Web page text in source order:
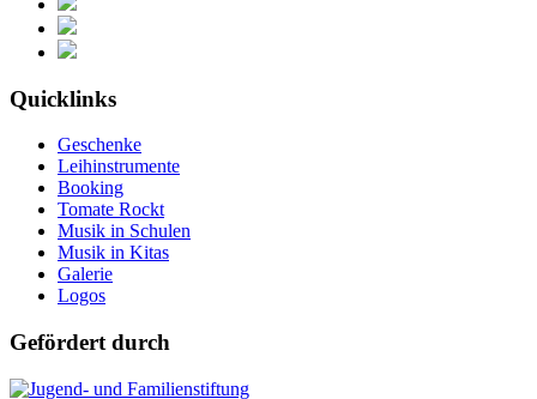
Quicklinks
Geschenke
Leihinstrumente
Booking
Tomate Rockt
Musik in Schulen
Musik in Kitas
Galerie
Logos
Gefördert durch